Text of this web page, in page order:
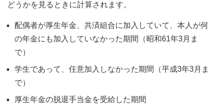
どうかを見るときに計算されます。
配偶者が厚生年金、共済組合に加入していて、本人が何
の年金にも加入していなかった期間（昭和61年3月ま
で）
学生であって、任意加入しなかった期間（平成3年3月ま
で）
厚生年金の脱退手当金を受給した期間